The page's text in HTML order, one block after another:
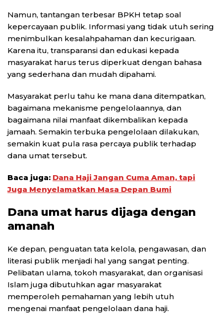
Namun, tantangan terbesar BPKH tetap soal
kepercayaan publik. Informasi yang tidak utuh sering
menimbulkan kesalahpahaman dan kecurigaan.
Karena itu, transparansi dan edukasi kepada
masyarakat harus terus diperkuat dengan bahasa
yang sederhana dan mudah dipahami.
Masyarakat perlu tahu ke mana dana ditempatkan,
bagaimana mekanisme pengelolaannya, dan
bagaimana nilai manfaat dikembalikan kepada
jamaah. Semakin terbuka pengelolaan dilakukan,
semakin kuat pula rasa percaya publik terhadap
dana umat tersebut.
Baca juga: Dana Haji Jangan Cuma Aman, tapi
Juga Menyelamatkan Masa Depan Bumi
Dana umat harus dijaga dengan
amanah
Ke depan, penguatan tata kelola, pengawasan, dan
literasi publik menjadi hal yang sangat penting.
Pelibatan ulama, tokoh masyarakat, dan organisasi
Islam juga dibutuhkan agar masyarakat
memperoleh pemahaman yang lebih utuh
mengenai manfaat pengelolaan dana haji.